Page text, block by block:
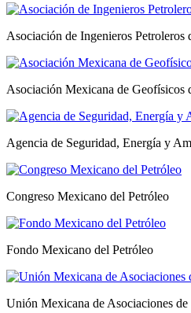
Asociación de Ingenieros Petroleros
Asociación Mexicana de Geofísicos
Agencia de Seguridad, Energía y
Congreso Mexicano del Petróleo
Fondo Mexicano del Petróleo
Unión Mexicana de Asociaciones de